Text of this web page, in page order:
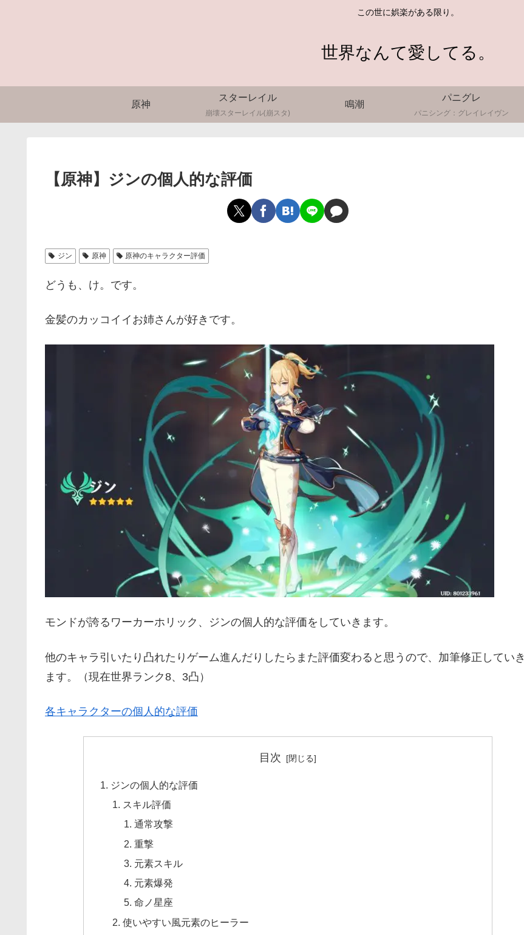
この世に娯楽がある限り。
世界なんて愛してる。
原神
スターレイル
崩壊スターレイル(崩スタ)
鳴潮
パニグレ
パニシング：グレイレイヴン
【原神】ジンの個人的な評価
ジン 原神 原神のキャラクター評価
どうも、け。です。
金髪のカッコイイお姉さんが好きです。
モンドが誇るワーカーホリック、ジンの個人的な評価をしていきます。
他のキャラ引いたり凸れたりゲーム進んだりしたらまた評価変わると思うので、加筆修正していき
ます。（現在世界ランク8、3凸）
各キャラクターの個人的な評価
目次
ジンの個人的な評価
スキル評価
通常攻撃
重撃
元素スキル
元素爆発
命ノ星座
使いやすい風元素のヒーラー